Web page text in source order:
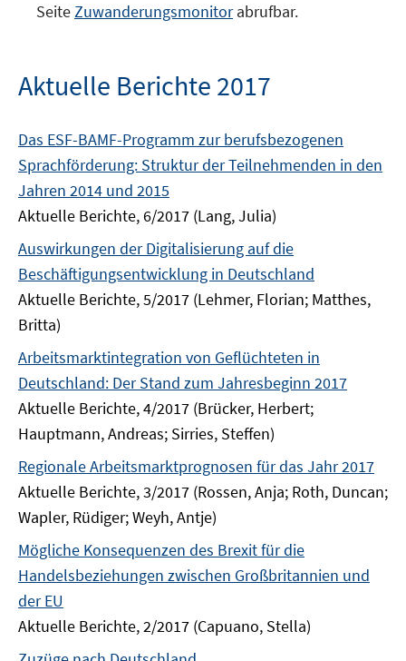
SeiteZuwanderungsmonitorabrufbar.
Aktuelle Berichte 2017
Das ESF-BAMF-Programm zur berufsbezogenen
Sprachförderung: Struktur der Teilnehmenden in den
Jahren 2014 und 2015
Aktuelle Berichte, 6/2017 (Lang, Julia)
Auswirkungen der Digitalisierung auf die
Beschäftigungsentwicklung in Deutschland
Aktuelle Berichte, 5/2017 (Lehmer, Florian; Matthes,
Britta)
Arbeitsmarktintegration von Geflüchteten in
Deutschland: Der Stand zum Jahresbeginn 2017
Aktuelle Berichte, 4/2017 (Brücker, Herbert;
Hauptmann, Andreas; Sirries, Steffen)
Regionale Arbeitsmarktprognosen für das Jahr 2017
Aktuelle Berichte, 3/2017 (Rossen, Anja; Roth, Duncan;
Wapler, Rüdiger; Weyh, Antje)
Mögliche Konsequenzen des Brexit für die
Handelsbeziehungen zwischen Großbritannien und
der EU
Aktuelle Berichte, 2/2017 (Capuano, Stella)